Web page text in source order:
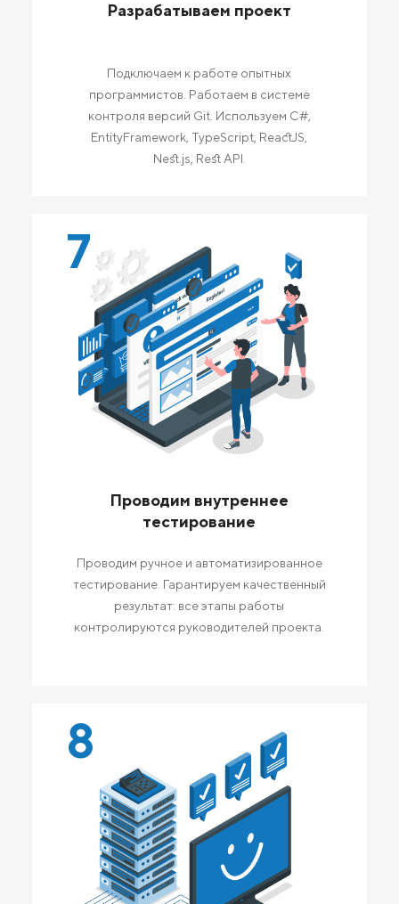
Разрабатываем проект
Подключаем к работе опытных
программистов. Работаем в системе
контроля версий Git. Используем C#,
EntityFramework, TypeScript, ReactJS,
Nest.js, Rest API.
7
Проводим внутреннее
тестирование
Проводим ручное и автоматизированное
тестирование. Гарантируем качественный
результат: все этапы работы
контролируются руководителей проекта.
8